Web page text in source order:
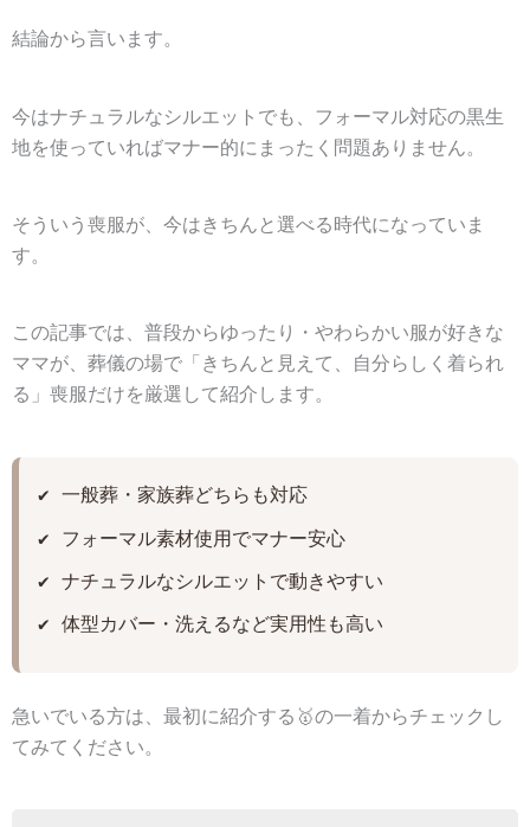
結論から言います。
今はナチュラルなシルエットでも、フォーマル対応の黒生
地を使っていればマナー的にまったく問題ありません。
そういう喪服が、今はきちんと選べる時代になっていま
す。
この記事では、普段からゆったり・やわらかい服が好きな
ママが、葬儀の場で「きちんと見えて、自分らしく着られ
る」喪服だけを厳選して紹介します。
✔ 一般葬・家族葬どちらも対応
✔ フォーマル素材使用でマナー安心
✔ ナチュラルなシルエットで動きやすい
✔ 体型カバー・洗えるなど実用性も高い
急いでいる方は、最初に紹介する🥇の一着からチェックし
てみてください。